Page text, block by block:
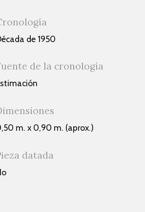
de 1950
de la cronología
m. x 0,90 m. (aprox.)
datada